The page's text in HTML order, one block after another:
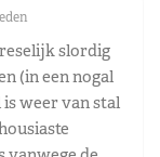
slordig
(in een nogal
weer van stal